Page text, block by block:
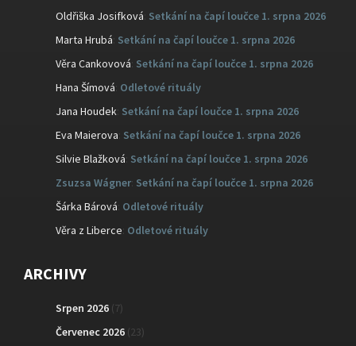
Oldřiška Josifková Setkání na čapí loučce 1. srpna 2026
Marta Hrubá Setkání na čapí loučce 1. srpna 2026
Věra Cankovová Setkání na čapí loučce 1. srpna 2026
Hana Šímová Odletové rituály
Jana Houdek Setkání na čapí loučce 1. srpna 2026
Eva Maierova Setkání na čapí loučce 1. srpna 2026
Silvie Blažková Setkání na čapí loučce 1. srpna 2026
Zsuzsa Wágner Setkání na čapí loučce 1. srpna 2026
Šárka Bárová: Odletové rituály
Věra z Liberce: Odletové rituály
ARCHIVY
Srpen 2026 (7)
Červenec 2026 (23)